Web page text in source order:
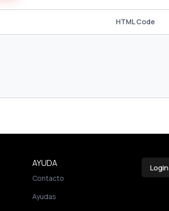
HTML Code
AYUDA
Contacto
Ayudas
Login